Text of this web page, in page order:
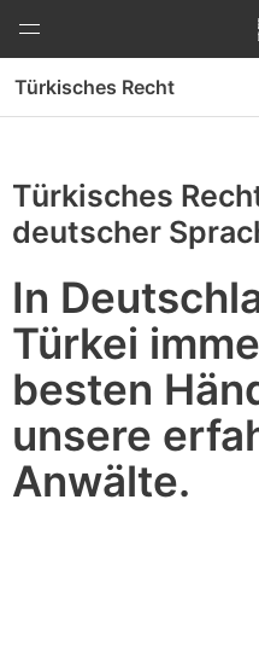
springen
Menu
Türkisches Recht
Türkisches
deutscher
In
Türkei
besten
unsere
Anwälte.